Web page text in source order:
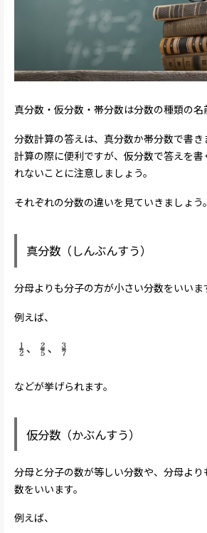
真分数・仮分数・帯分数は分数の種類の名
分数計算の答えは、真分数か帯分数で書
計算の際に便利ですが、仮分数で答えを
れないことに注意しましょう。
それぞれの分数の違いを見ていきましょう。
真分数（しんぶんすう）
分母よりも分子の方が小さい分数をいいま
例えば、
などが挙げられます。
仮分数（かぶんすう）
分母と分子の数が等しい分数や、分母よ
数をいいます。
例えば、